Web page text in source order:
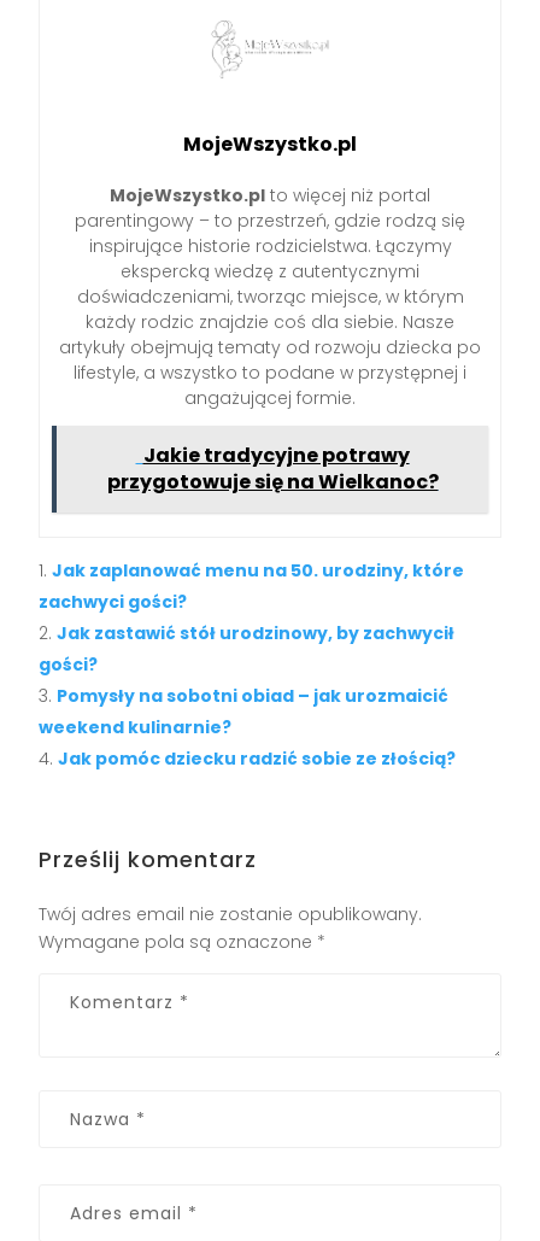
MojeWszystko.pl
MojeWszystko.pl to więcej niż portal
parentingowy – to przestrzeń, gdzie rodzą się
inspirujące historie rodzicielstwa. Łączymy
ekspercką wiedzę z autentycznymi
doświadczeniami, tworząc miejsce, w którym
każdy rodzic znajdzie coś dla siebie. Nasze
artykuły obejmują tematy od rozwoju dziecka po
lifestyle, a wszystko to podane w przystępnej i
angażującej formie.
Jakie tradycyjne potrawy
przygotowuje się na Wielkanoc?
Jak zaplanować menu na 50. urodziny, które
zachwyci gości?
Jak zastawić stół urodzinowy, by zachwycił
gości?
Pomysły na sobotni obiad – jak urozmaicić
weekend kulinarnie?
Jak pomóc dziecku radzić sobie ze złością?
Prześlij komentarz
Twój adres email nie zostanie opublikowany.
Wymagane pola są oznaczone *